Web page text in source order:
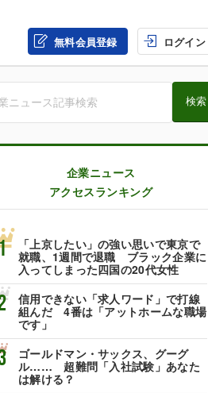
無料会員登録 ログイン
企業ニュース
アクセスランキング
「上京したい」の強い思いで東京で
就職、1週間で退職 ブラック企業に
入ってしまった四国の20代女性
信用できない「求人ワード」で打線
組んだ 4番は「アットホームな職場
です」
ゴールドマン・サックス、グーグ
ル…… 超難問「入社試験」あなた
は解ける？